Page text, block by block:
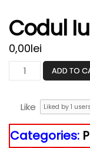
Codul
0,00lei
ADD TO
Like Liked by 1 users
Categories: